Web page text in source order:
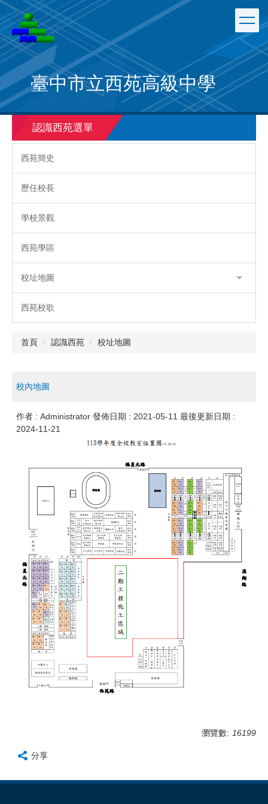
跳
到
主
要
內
容
區
臺中市立西苑高級中學
認識西苑選單
西苑簡史
歷任校長
學校景觀
西苑學區
校址地圖
西苑校歌
首頁 認識西苑 校址地圖
校內地圖
作者 : Administrator 發佈日期 : 2021-05-11 最後更新日期 :
2024-11-21
瀏覽數: 16199
分享